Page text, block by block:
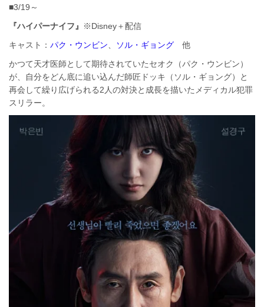
■3/19～
『ハイパーナイフ』
※Disney＋配信
キャスト： パク・ウンビン ソル・ギョング 他
かつて天才医師として期待されていたセオク（パク・ウンビン）
が、自分をどん底に追い込んだ師匠ドッキ（ソル・ギョング）と
再会して繰り広げられる2人の対決と成長を描いたメディカル犯罪
スリラー。